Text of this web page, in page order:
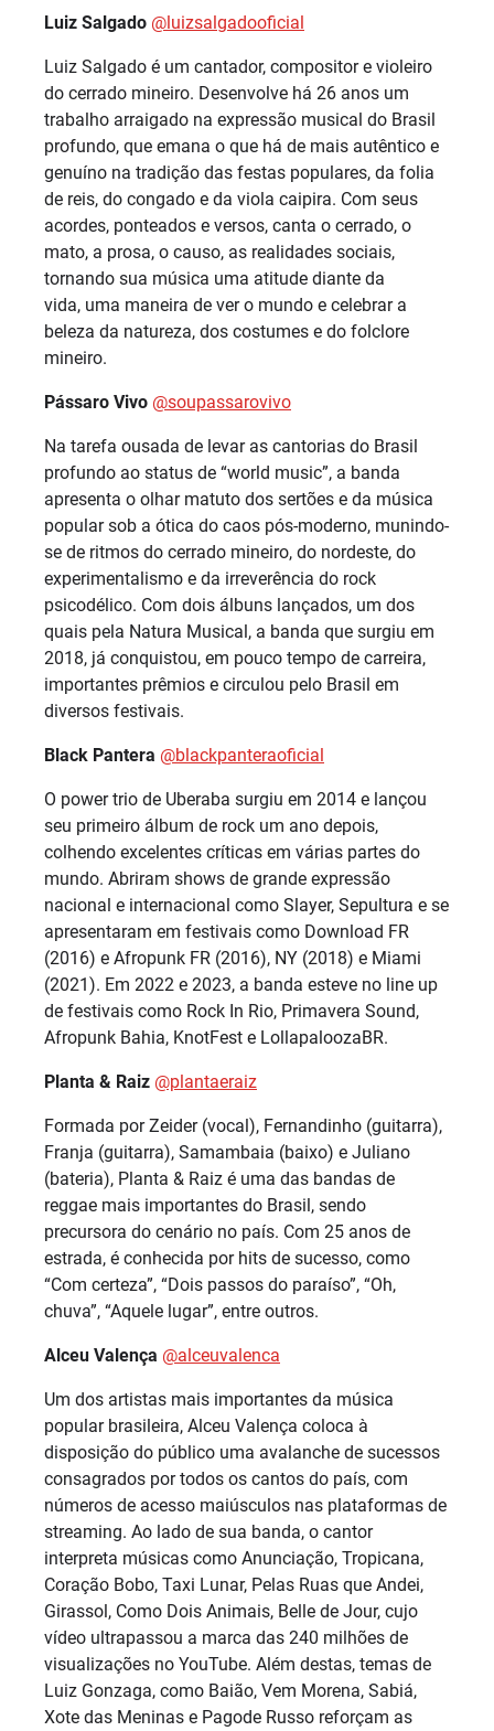
Luiz Salgado @luizsalgadooficial
Luiz Salgado é um cantador, compositor e violeiro
do cerrado mineiro. Desenvolve há 26 anos um
trabalho arraigado na expressão musical do Brasil
profundo, que emana o que há de mais autêntico e
genuíno na tradição das festas populares, da folia
de reis, do congado e da viola caipira. Com seus
acordes, ponteados e versos, canta o cerrado, o
mato, a prosa, o causo, as realidades sociais,
tornando sua música uma atitude diante da
vida, uma maneira de ver o mundo e celebrar a
beleza da natureza, dos costumes e do folclore
mineiro.
Pássaro Vivo @soupassarovivo
Na tarefa ousada de levar as cantorias do Brasil
profundo ao status de “world music”, a banda
apresenta o olhar matuto dos sertões e da música
popular sob a ótica do caos pós-moderno, munindo-
se de ritmos do cerrado mineiro, do nordeste, do
experimentalismo e da irreverência do rock
psicodélico. Com dois álbuns lançados, um dos
quais pela Natura Musical, a banda que surgiu em
2018, já conquistou, em pouco tempo de carreira,
importantes prêmios e circulou pelo Brasil em
diversos festivais.
Black Pantera @blackpanteraoficial
O power trio de Uberaba surgiu em 2014 e lançou
seu primeiro álbum de rock um ano depois,
colhendo excelentes críticas em várias partes do
mundo. Abriram shows de grande expressão
nacional e internacional como Slayer, Sepultura e se
apresentaram em festivais como Download FR
(2016) e Afropunk FR (2016), NY (2018) e Miami
(2021). Em 2022 e 2023, a banda esteve no line up
de festivais como Rock In Rio, Primavera Sound,
Afropunk Bahia, KnotFest e LollapaloozaBR.
Planta & Raiz @‌plantaeraiz
Formada por Zeider (vocal), Fernandinho (guitarra),
Franja (guitarra), Samambaia (baixo) e Juliano
(bateria), Planta & Raiz é uma das bandas de
reggae mais importantes do Brasil, sendo
precursora do cenário no país. Com 25 anos de
estrada, é conhecida por hits de sucesso, como
“Com certeza”, “Dois passos do paraíso”, “Oh,
chuva”, “Aquele lugar”, entre outros.
Alceu Valença @‌alceuvalenca
Um dos artistas mais importantes da música
popular brasileira, Alceu Valença coloca à
disposição do público uma avalanche de sucessos
consagrados por todos os cantos do país, com
números de acesso maiúsculos nas plataformas de
streaming. Ao lado de sua banda, o cantor
interpreta músicas como Anunciação, Tropicana,
Coração Bobo, Taxi Lunar, Pelas Ruas que Andei,
Girassol, Como Dois Animais, Belle de Jour, cujo
vídeo ultrapassou a marca das 240 milhões de
visualizações no YouTube. Além destas, temas de
Luiz Gonzaga, como Baião, Vem Morena, Sabiá,
Xote das Meninas e Pagode Russo reforçam as